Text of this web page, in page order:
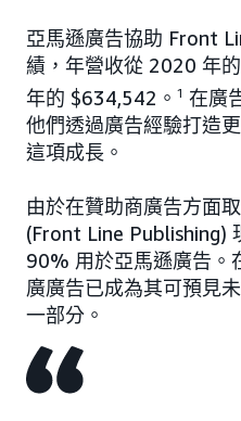
亞馬遜廣告協助 Front
績，年營收從 2020 年
年的 $634,542。 1 在廣
他們透過廣告經驗打造
這項成長。
由於在贊助商廣告方面
(Front Line Publishing)
90% 用於亞馬遜廣告。
廣廣告已成為其可預見
一部分。